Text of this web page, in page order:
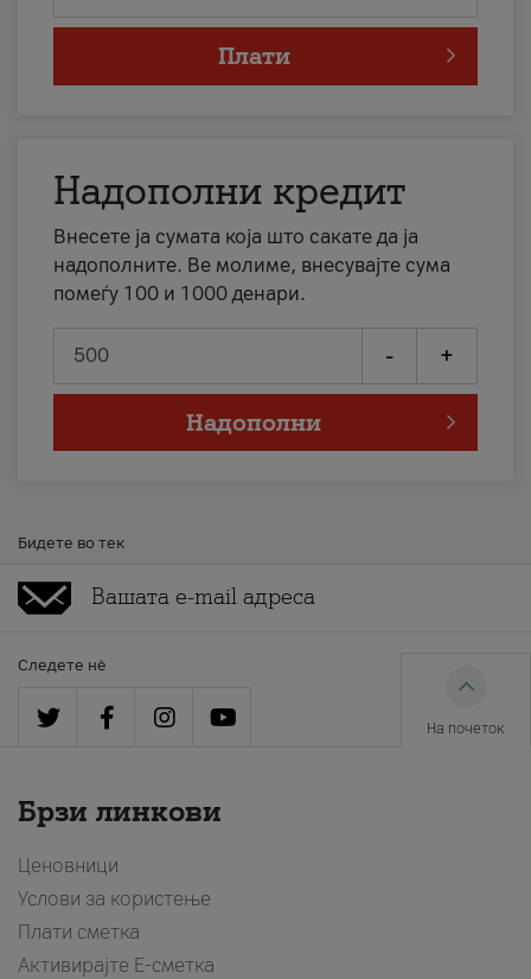
Плати
Надополни кредит
Внесете ја сумата која што сакате да ја
надополните. Ве молиме, внесувајте сума
помеѓу 100 и 1000 денари.
- +
Надополни
Бидете во тек
Следете нè
На почеток
Брзи линкови
Ценовници
Услови за користење
Плати сметка
Активирајте Е-сметка